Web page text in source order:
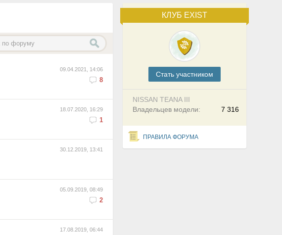
КЛУБ EXIST
Cтать участником
NISSAN TEANA III
7 316
Владельцев модели:
ПРАВИЛА ФОРУМА
09.04.2021, 14:06
8
18.07.2020, 16:29
1
30.12.2019, 13:41
05.09.2019, 08:49
2
17.08.2019, 06:44